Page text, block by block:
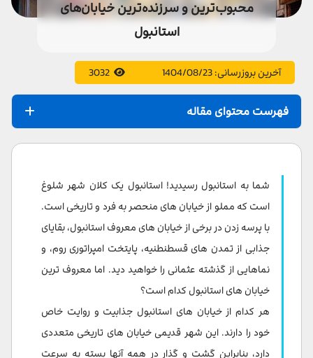
محبوب‌ترین و سرزنده‌ترین خیابان‌های
استانبول
آخرین بروزرسانی:1404/08/23
فهرست محتوای مقاله
خیابان استقلال در تکسیم
خیابان پریهان ابلا، کوزگونچوک
خیابان صبحانه، بشیکتاش
جاده دیوان (Cd. Divan Yolu)، سلطان احمد
خیابان گالیپ دده، بی اوغلو
Büyük Hendek Cd در میدان تکسیم
شما به استانبول رسیدید! استانبول یک کلان شهر شلوغ
است که مملو از خیابان های منحصر به فرد و تاریخی است.
با پرسه زدن در برخی از خیابان های معروف استانبول، بقایای
جذابی از تمدن های قسطنطنیه، پایتخت امپراتوری روم، و
نماهایی از گذشته عثمانی را خواهید دید. اما معروف ترین
خیابان های استانبول کدام است؟
هر کدام از خیابان های استانبول جذابیت و روایت خاص
خود را دارند. این شهر قدیمی خیابان های تاریخی متعددی
دارد، بنابراین گشت و گذار در همه آنها بسته به سرعت